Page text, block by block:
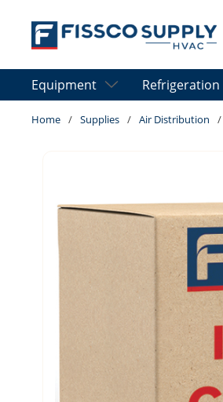
Skip to main content
Equipment Refrigeration
Home / Supplies / Air Distribution /